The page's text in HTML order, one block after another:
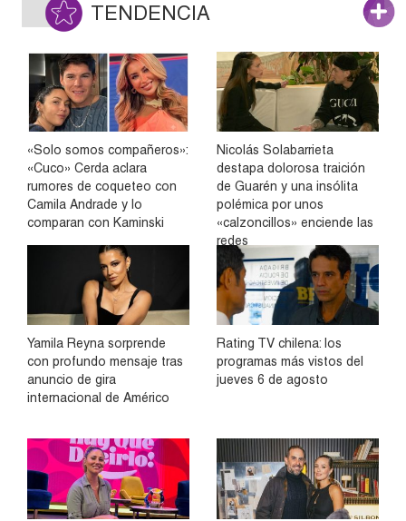
TENDENCIA
«Solo somos compañeros»:
«Cuco» Cerda aclara
rumores de coqueteo con
Camila Andrade y lo
comparan con Kaminski
Nicolás Solabarrieta
destapa dolorosa traición
de Guarén y una insólita
polémica por unos
«calzoncillos» enciende las
redes
Yamila Reyna sorprende
con profundo mensaje tras
anuncio de gira
internacional de Américo
Rating TV chilena: los
programas más vistos del
jueves 6 de agosto